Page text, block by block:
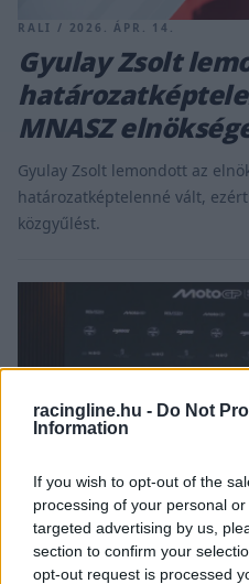
racingline.hu - Do Not
Information
If you wish to opt-out of the
processing of your personal
targeted advertising by us,
section to confirm your
opt-out request is processed
RALI / 2026. ÁPR. 14.
Gyulay Zsolt
MNASZ
Gyulay Zsolt lemondott az
határozatképtelenné vált,
közgyűlést.